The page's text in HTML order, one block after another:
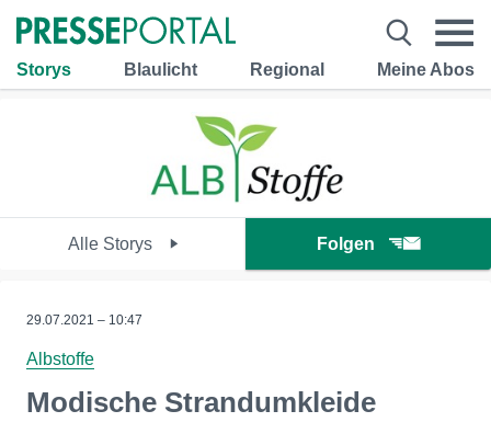
Storys Blaulicht Regional Meine Abos
Alle Storys Folgen
29.07.2021 – 10:47
Albstoffe
Modische Strandumkleide